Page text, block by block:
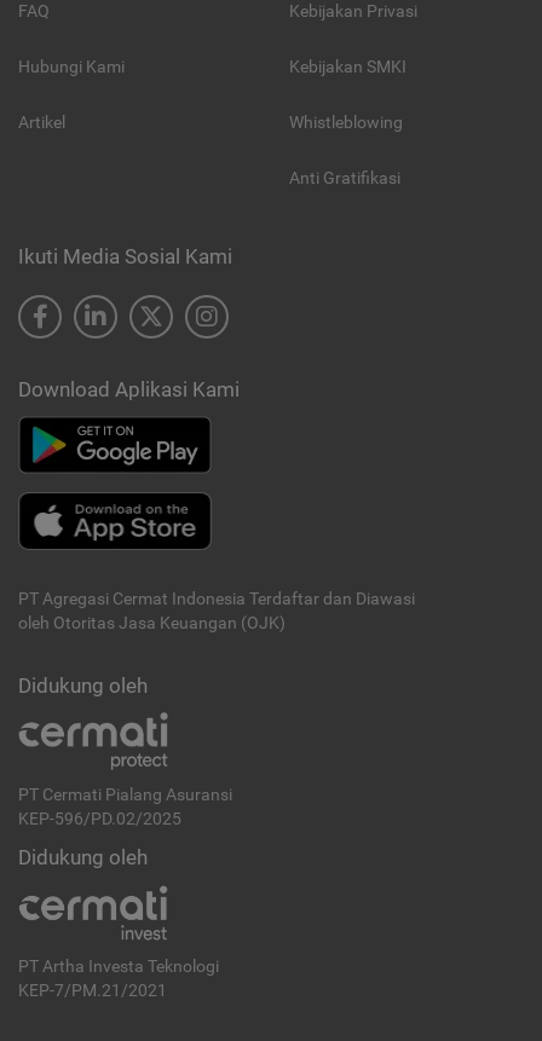
FAQ
Hubungi Kami
Artikel
Kebijakan Privasi
Kebijakan SMKI
Whistleblowing
Anti Gratifikasi
Ikuti Media Sosial Kami
Download Aplikasi Kami
PT Agregasi Cermat Indonesia Terdaftar dan Diawasi
oleh Otoritas Jasa Keuangan (OJK)
Didukung oleh
PT Cermati Pialang Asuransi
KEP-596/PD.02/2025
Didukung oleh
PT Artha Investa Teknologi
KEP-7/PM.21/2021